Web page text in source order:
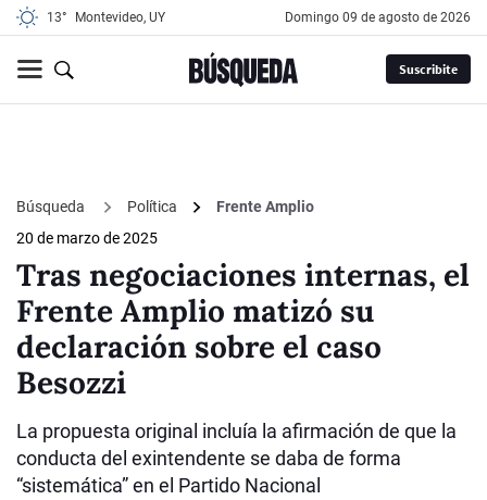
13° Montevideo, UY domingo 09 de agosto de 2026
Suscribite
Búsqueda Política
Frente Amplio
20 de marzo de 2025
Tras negociaciones internas, el
Frente Amplio matizó su
declaración sobre el caso
Besozzi
La propuesta original incluía la afirmación de que la
conducta del exintendente se daba de forma
“sistemática” en el Partido Nacional